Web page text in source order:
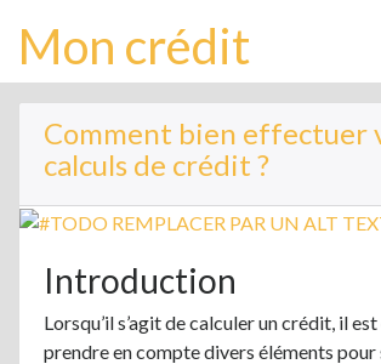
Mon crédit
Comment bien effectuer
calculs de crédit ?
Introduction
Lorsqu’il s’agit de calculer un crédit, il
prendre en compte divers éléments pour